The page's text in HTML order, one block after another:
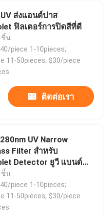
ส่งแอนด์ปาส
ฟิลเตอร์การปิดสีที่ดี
ชิ้น
piece 1-10pieces;
11-50pieces; $30/piece
ติดต่อเรา
UV Narrow
Filter สําหรับ
Detector ยูวี แบนด์
อร์
ชิ้น
piece 1-10pieces;
11-50pieces; $30/piece